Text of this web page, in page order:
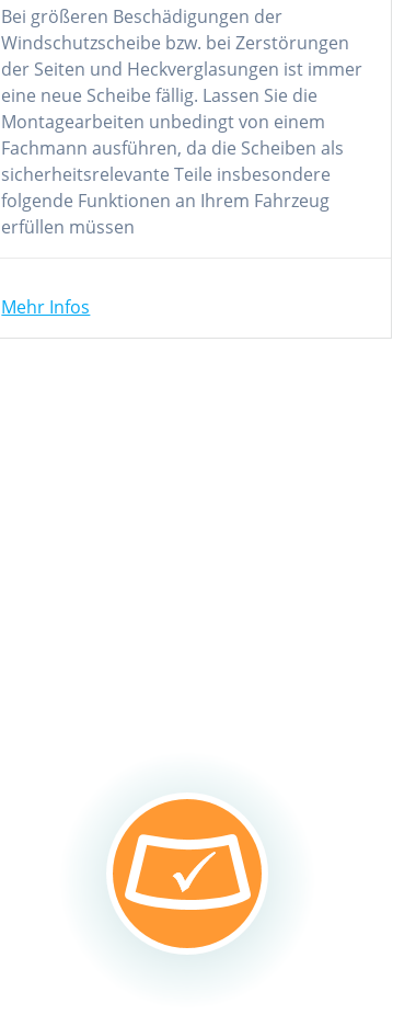
Bei größeren Beschädigungen der
Windschutzscheibe bzw. bei Zerstörungen
der Seiten und Heckverglasungen ist immer
eine neue Scheibe fällig. Lassen Sie die
Montagearbeiten unbedingt von einem
Fachmann ausführen, da die Scheiben als
sicherheitsrelevante Teile insbesondere
folgende Funktionen an Ihrem Fahrzeug
erfüllen müssen
Mehr Infos